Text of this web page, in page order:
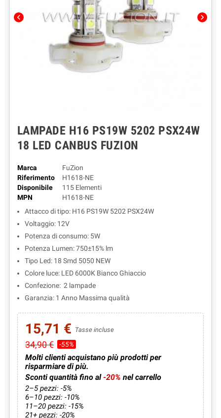
chevron_left chevron_right
LAMPADE H16 PS19W 5202 PSX24W
18 LED CANBUS FUZION
Marca
FuZion
Riferimento
H1618-NE
Disponibile
115 Elementi
MPN
H1618-NE
Attacco di tipo: H16 PS19W 5202 PSX24W
Voltaggio: 12V
Potenza di consumo: 5W
Potenza Lumen: 750±15% lm
Tipo Led: 18 Smd 5050 NEW
Colore luce: LED 6000K Bianco Ghiaccio
Confezione: 2 lampade
Garanzia: 1 Anno Massima qualità
15,71 € Tasse incluse
34,90 € -55%
Molti clienti acquistano più prodotti per
risparmiare di più.
Sconti quantità fino al-20% nel carrello
2–5 pezzi: -5%
6–10 pezzi: -10%
11–20 pezzi: -15%
21+ pezzi: -20%